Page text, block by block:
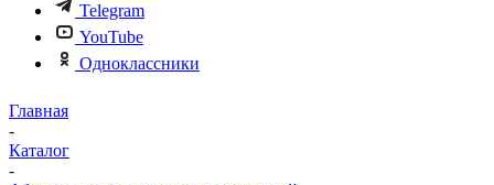
Telegram
YouTube
Одноклассники
Главная
-
Каталог
-